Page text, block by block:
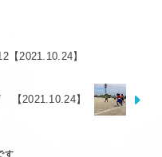
【2021.10.24】
【2021.10.24】